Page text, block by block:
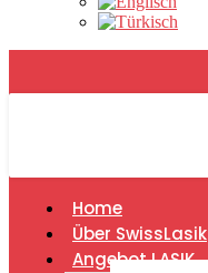
Home
Über SwissLasik
Angebot LASIK